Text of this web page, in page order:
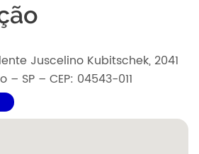
Juscelino Kubitschek, 2041
– SP – CEP: 04543-011